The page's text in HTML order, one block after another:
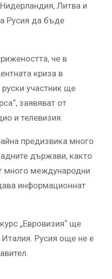
Литва и
Русия да бъде
че в
криза в
участник ще
заявяват от
и телевизия.
предизвика много
държави, както
много международни
информационнат
„Евровизия“ ще
Русия още не е